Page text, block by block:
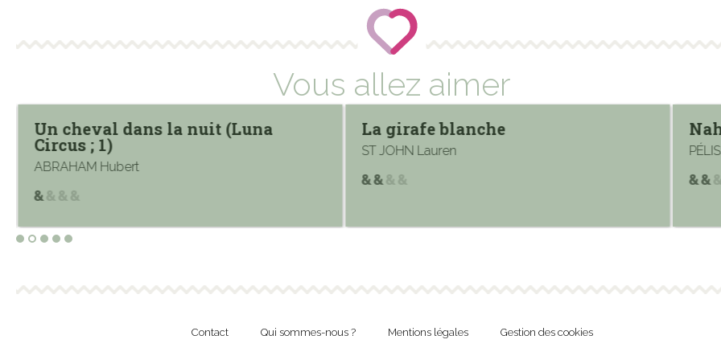
Vous allez aimer
Un cheval dans la nuit (Luna
Circus ; 1)
ABRAHAM Hubert
La girafe blanche
ST JOHN Lauren
Contact Qui sommes-nous ? Mentions légales Gestion des cookies